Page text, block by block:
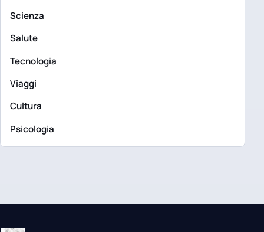
Scienza
Salute
Tecnologia
Viaggi
Cultura
Psicologia